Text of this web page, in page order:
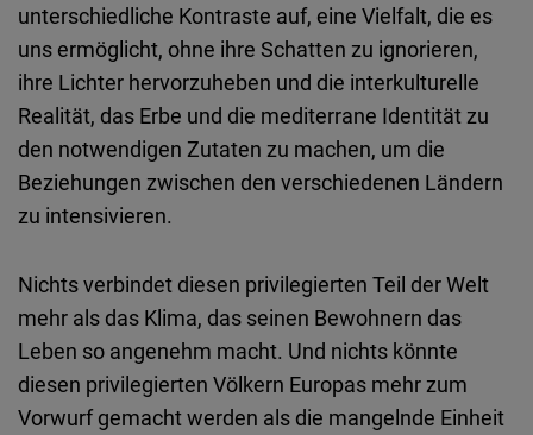
unterschiedliche Kontraste auf, eine Vielfalt, die es
uns ermöglicht, ohne ihre Schatten zu ignorieren,
ihre Lichter hervorzuheben und die interkulturelle
Realität, das Erbe und die mediterrane Identität zu
den notwendigen Zutaten zu machen, um die
Beziehungen zwischen den verschiedenen Ländern
zu intensivieren.
Nichts verbindet diesen privilegierten Teil der Welt
mehr als das Klima, das seinen Bewohnern das
Leben so angenehm macht. Und nichts könnte
diesen privilegierten Völkern Europas mehr zum
Vorwurf gemacht werden als die mangelnde Einheit